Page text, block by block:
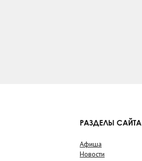
РАЗДЕЛЫ САЙТА
Афиша
Новости